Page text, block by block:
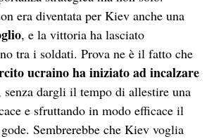
era diventata per Kiev anche una
, e la vittoria ha lasciato
tra i soldati. Prova ne è il fatto che
ucraino ha iniziato ad incalzare
senza dargli il tempo di allestire una
e sfruttando in modo efficace il
Sembrerebbe che Kiev voglia